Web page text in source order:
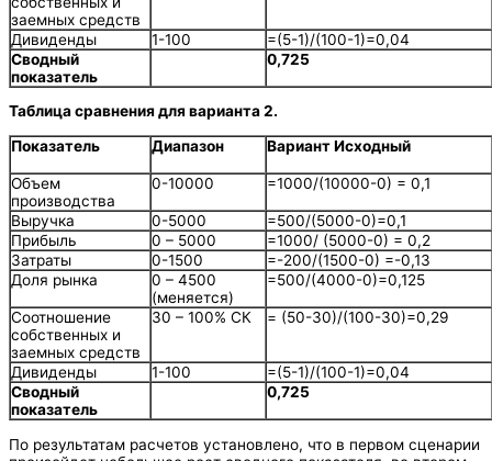
заемных средств
Дивиденды 1-100
=(5-1)/(100-1)=0,04
Сводный
показатель
0,725
Таблица сравнения для варианта 2.
Показатель
Диапазон Вариант Исходный
Объем
производства
0-10000 =1000/(10000-0) = 0,1
Выручка 0-5000
=500/(5000-0)=0,1
Прибыль
0 – 5000
=1000/ (5000-0) = 0,2
Затраты
0-1500
=-200/(1500-0) =-0,13
Доля рынка
0 – 4500
(меняется)
=500/(4000-0)=0,125
Соотношение
собственных и
заемных средств
30 – 100% СК = (50-30)/(100-30)=0,29
Дивиденды 1-100
=(5-1)/(100-1)=0,04
Сводный
показатель
0,725
По результатам расчетов установлено, что в первом сценарии